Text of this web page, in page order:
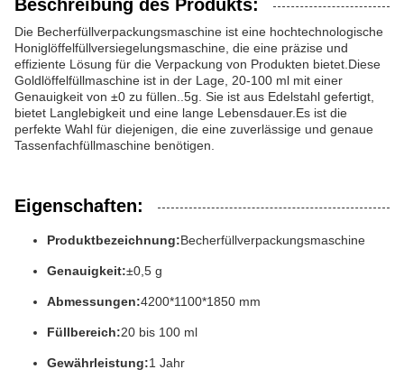
Beschreibung des Produkts:
Die Becherfüllverpackungsmaschine ist eine hochtechnologische
Honiglöffelfüllversiegelungsmaschine, die eine präzise und
effiziente Lösung für die Verpackung von Produkten bietet.Diese
Goldlöffelfüllmaschine ist in der Lage, 20-100 ml mit einer
Genauigkeit von ±0 zu füllen..5g. Sie ist aus Edelstahl gefertigt,
bietet Langlebigkeit und eine lange Lebensdauer.Es ist die
perfekte Wahl für diejenigen, die eine zuverlässige und genaue
Tassenfachfüllmaschine benötigen.
Eigenschaften:
Produktbezeichnung:Becherfüllverpackungsmaschine
Genauigkeit:±0,5 g
Abmessungen:4200*1100*1850 mm
Füllbereich:20 bis 100 ml
Gewährleistung:1 Jahr